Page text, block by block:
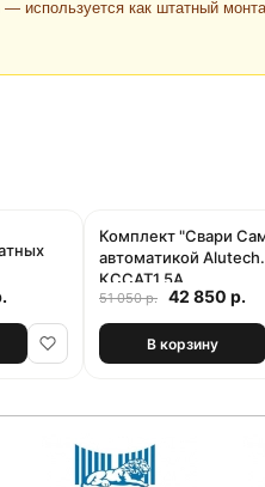
— используется как штатный
Акция
Комплект "Свари
автоматикой Alutech
КССАТ1.5А
51 050 р. 42 850 р.
В корзину